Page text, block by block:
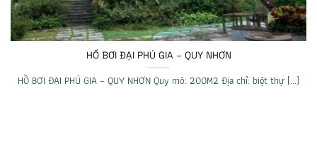
HỒ BƠI ĐẠI PHÚ GIA – QUY NHƠN
HỒ BƠI ĐẠI PHÚ GIA – QUY NHƠN Quy mô: 200M2 Địa chỉ: biệt thự [...]